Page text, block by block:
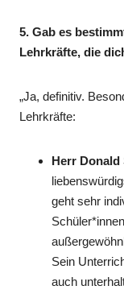
5. Gab es
Lehrkräfte, die
„Ja, definitiv.
Lehrkräfte:
Herr Donald
geht sehr
Sein
auch